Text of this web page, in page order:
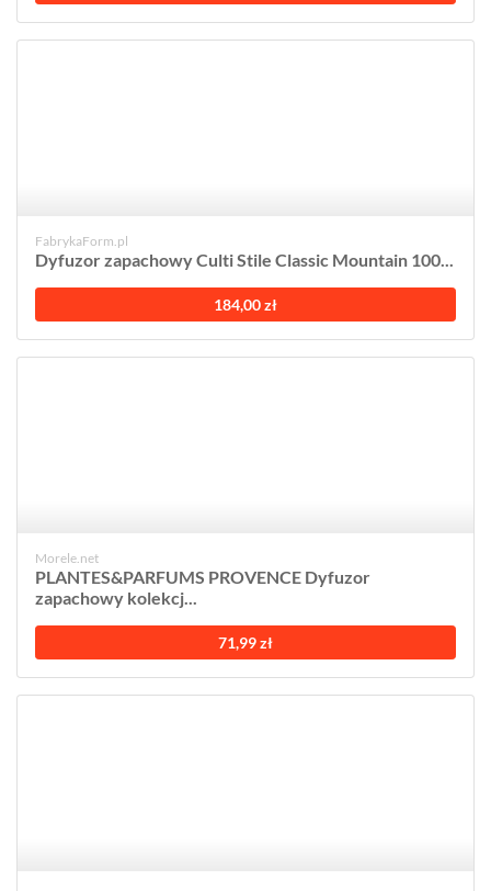
FabrykaForm.pl
Dyfuzor zapachowy Culti Stile Classic Mountain 100...
184,00 zł
Morele.net
PLANTES&PARFUMS PROVENCE Dyfuzor
zapachowy kolekcj...
71,99 zł